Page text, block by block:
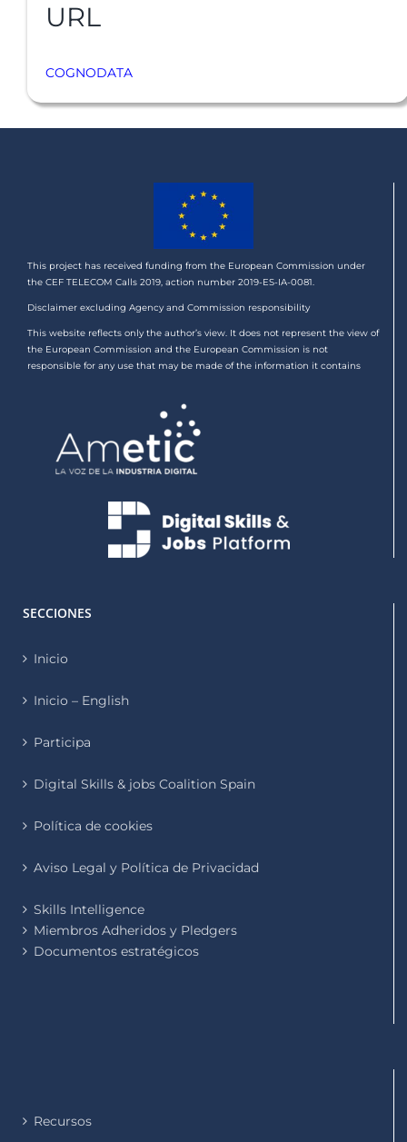
URL
COGNODATA
This project has received funding from the European Commission under
the CEF TELECOM Calls 2019, action number 2019-ES-IA-0081.
Disclaimer excluding Agency and Commission responsibility
This website reflects only the author’s view. It does not represent the view of
the European Commission and the European Commission is not
responsible for any use that may be made of the information it contains
SECCIONES
Inicio
Inicio – English
Participa
Digital Skills & jobs Coalition Spain
Política de cookies
Aviso Legal y Política de Privacidad
Skills Intelligence
Miembros Adheridos y Pledgers
Documentos estratégicos
Recursos